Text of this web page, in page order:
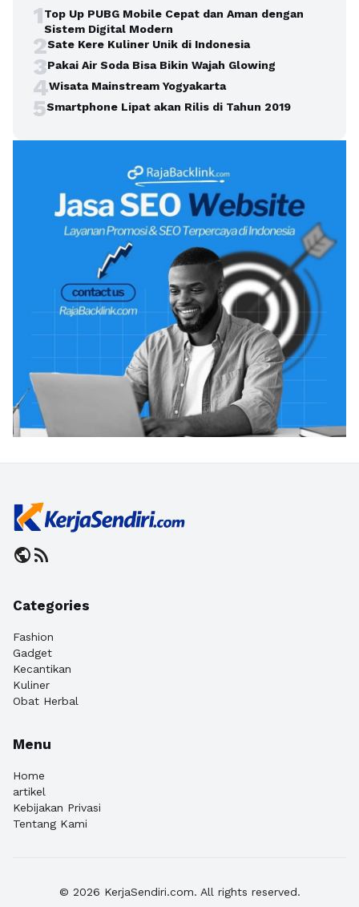
1Top Up PUBG Mobile Cepat dan Aman dengan
Sistem Digital Modern
2Sate Kere Kuliner Unik di Indonesia
3Pakai Air Soda Bisa Bikin Wajah Glowing
4Wisata Mainstream Yogyakarta
5Smartphone Lipat akan Rilis di Tahun 2019
publicrss_feed
Categories
Fashion
Gadget
Kecantikan
Kuliner
Obat Herbal
Menu
Home
artikel
Kebijakan Privasi
Tentang Kami
© 2026 KerjaSendiri.com. All rights reserved.